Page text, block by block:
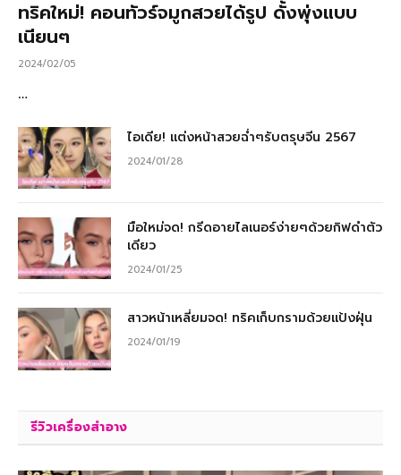
ทริคใหม่! คอนทัวร์จมูกสวยได้รูป ดั้งพุ่งแบบ
เนียนๆ
2024/02/05
…
ไอเดีย! แต่งหน้าสวยฉ่ำๆรับตรุษจีน 2567
2024/01/28
มือใหม่จด! กรีดอายไลเนอร์ง่ายๆด้วยกิฟดำตัว
เดียว
2024/01/25
สาวหน้าเหลี่ยมจด! ทริคเก็บกรามด้วยแป้งฝุ่น
2024/01/19
รีวิวเครื่องสำอาง